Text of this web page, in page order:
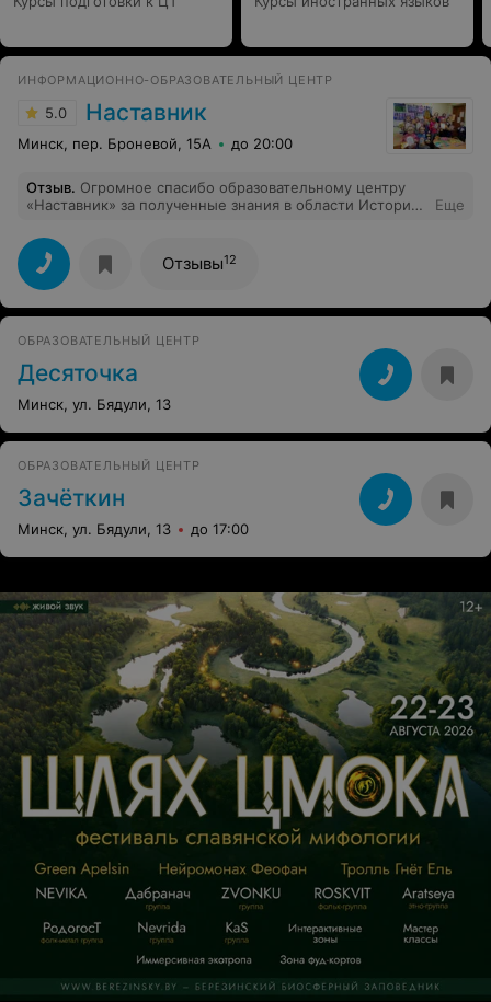
ИНФОРМАЦИОННО-ОБРАЗОВАТЕЛЬНЫЙ ЦЕНТР
5.0 Наставник
Минск, пер. Броневой, 15А до 20:00
Отзыв. Огромное спасибо образовательному центру
«Наставник» за полученные знания в области Истории
Владимировичу. Вы лучший! (И. Соловей).
Еще
Отзывы12
ОБРАЗОВАТЕЛЬНЫЙ ЦЕНТР
Десяточка
Минск, ул. Бядули, 13
ОБРАЗОВАТЕЛЬНЫЙ ЦЕНТР
Зачёткин
Минск, ул. Бядули, 13 до 17:00